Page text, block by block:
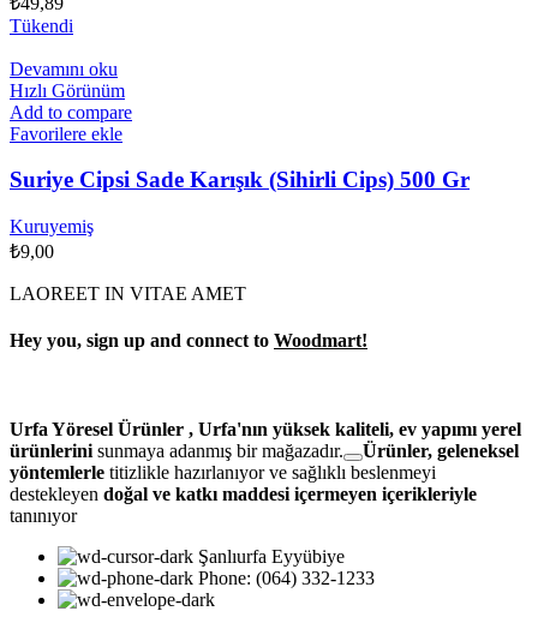
Tükendi
Devamını oku
Hızlı Görünüm
Add to compare
Favorilere ekle
Suriye Cipsi Sade Karışık (Sihirli Cips) 500 Gr
Kuruyemiş
₺9,00
LAOREET IN VITAE AMET
Hey you, sign up and connect to Woodmart!
Urfa Yöresel Ürünler , Urfa'nın yüksek kaliteli, ev yapımı yerel
ürünlerini sunmaya adanmış bir mağazadır.
Ürünler, geleneksel
yöntemlerle titizlikle hazırlanıyor ve sağlıklı beslenmeyi
destekleyen doğal ve katkı maddesi içermeyen içerikleriyle
tanınıyor
Şanlıurfa Eyyübiye
Phone: (064) 332-1233